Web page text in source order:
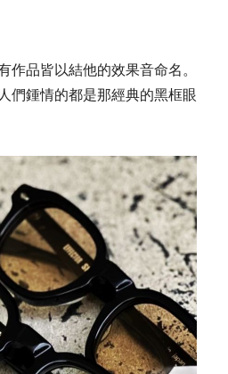
品皆以結他的效果音命名。
們鍾情的都是那經典的黑框眼